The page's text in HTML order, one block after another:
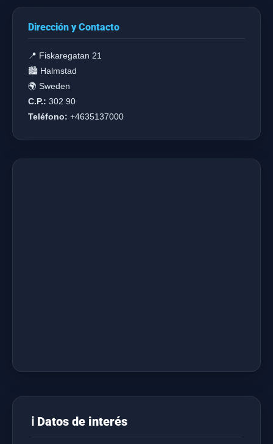
Dirección y Contacto
📍 Fiskaregatan 21
🏙️ Halmstad
🌍 Sweden
C.P.: 302 90
Teléfono: +4635137000
ℹ️ Datos de interés